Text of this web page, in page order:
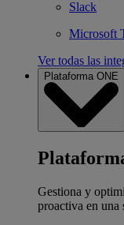
Slack
Microsoft
Ver todas las
Plataforma ONE
Gestiona y
proactiva en una